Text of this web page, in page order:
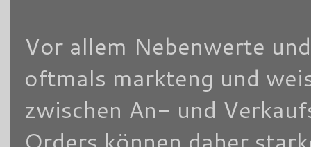
Vor allem Nebenwerte
oftmals markteng und
zwischen An- und